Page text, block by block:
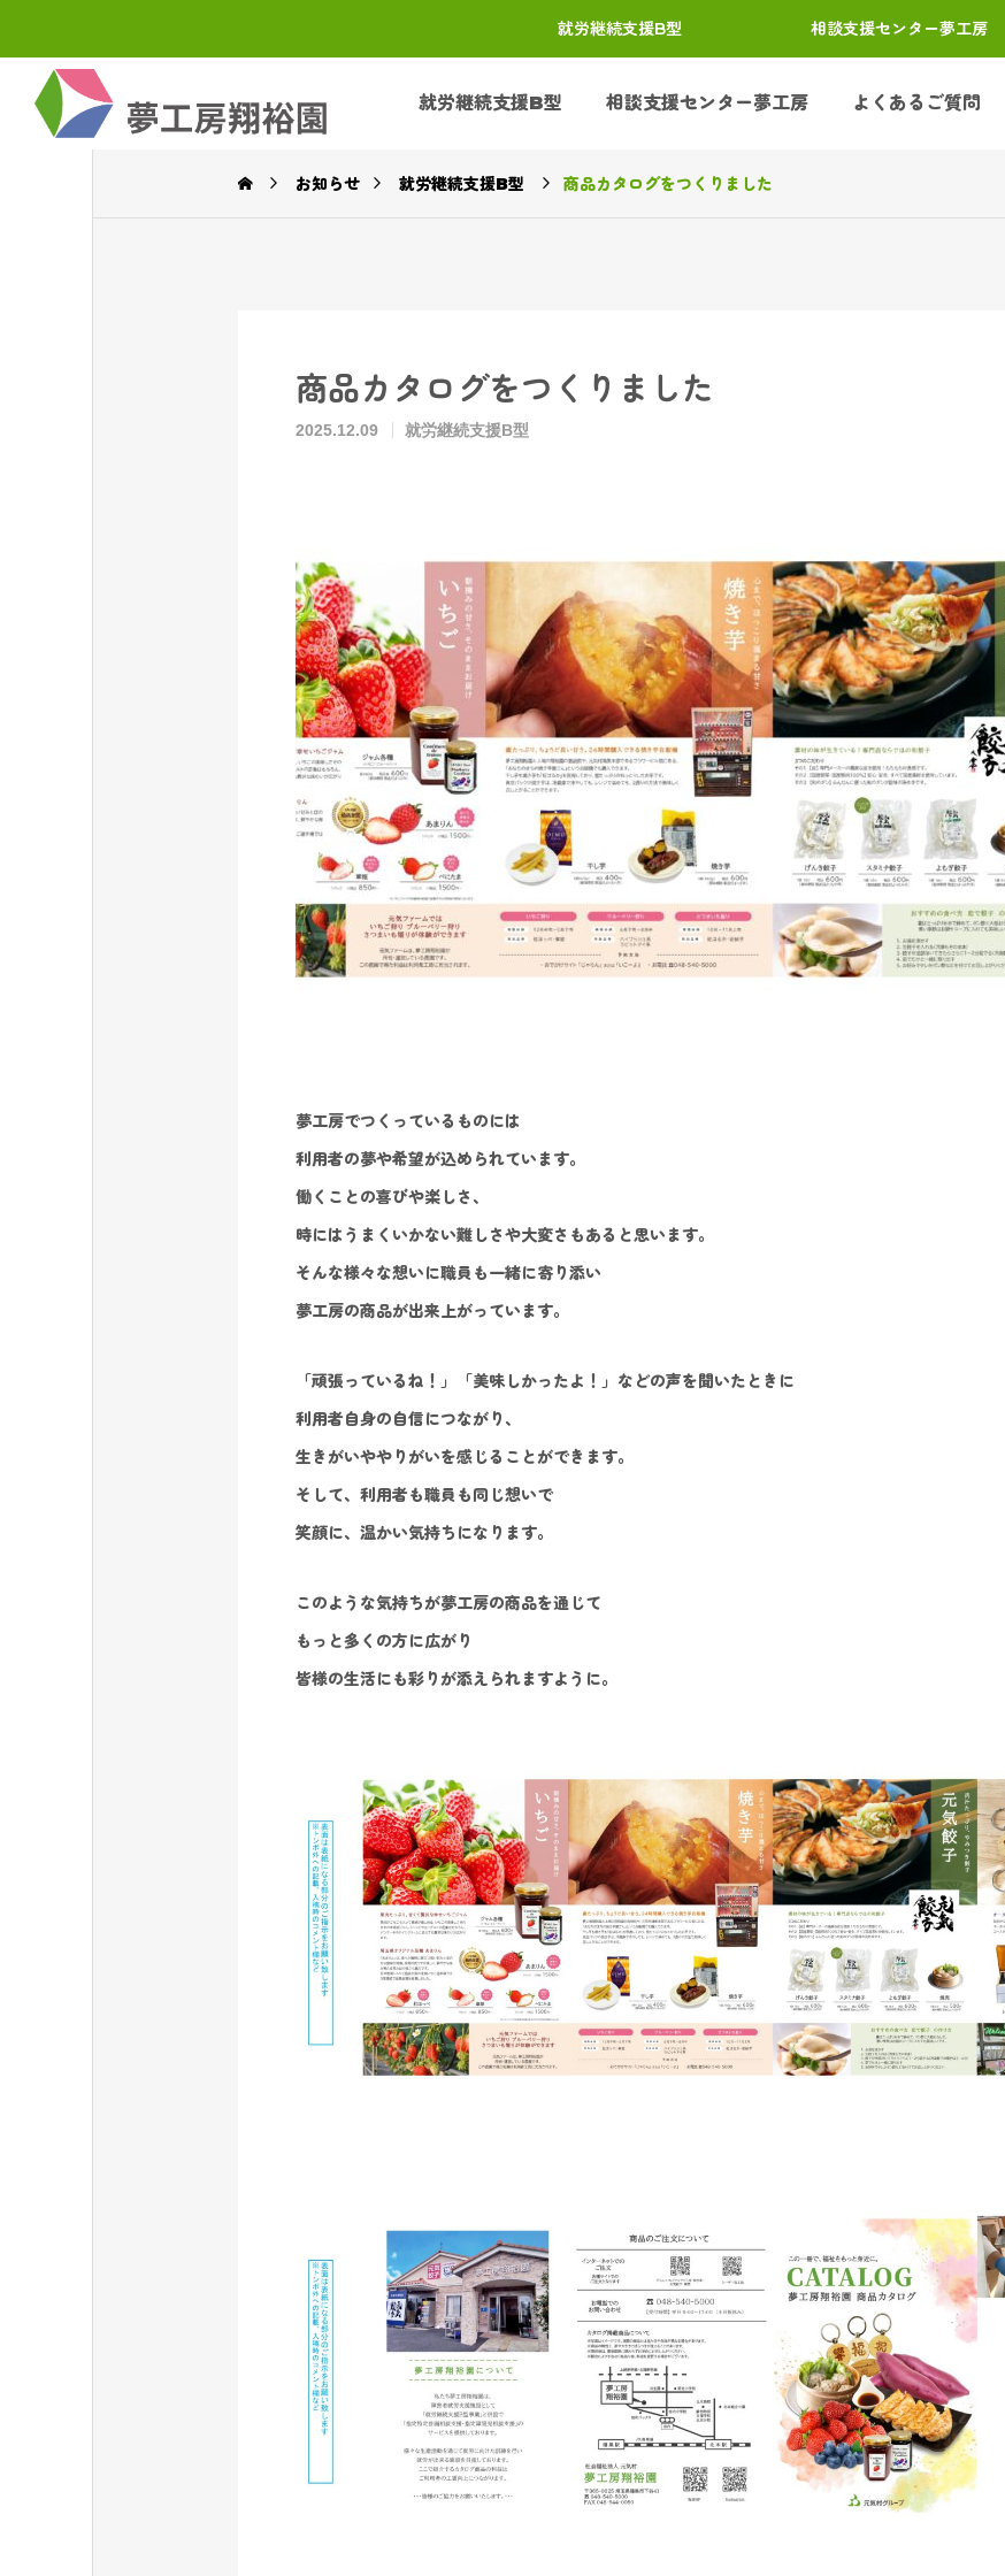
就労継続支援B型 相談支援センター夢工房
就労継続支援B型 相談支援センター夢工房 よくあるご質問
お知らせ 就労継続支援B型 商品カタログをつくりました
商品カタログをつくりました
2025.12.09 就労継続支援B型
夢工房でつくっているものには
利用者の夢や希望が込められています。
働くことの喜びや楽しさ、
時にはうまくいかない難しさや大変さもあると思います。
そんな様々な想いに職員も一緒に寄り添い
夢工房の商品が出来上がっています。
「頑張っているね！」「美味しかったよ！」などの声を聞いたときに
利用者自身の自信につながり、
生きがいややりがいを感じることができます。
そして、利用者も職員も同じ想いで
笑顔に、温かい気持ちになります。
このような気持ちが夢工房の商品を通じて
もっと多くの方に広がり
皆様の生活にも彩りが添えられますように。